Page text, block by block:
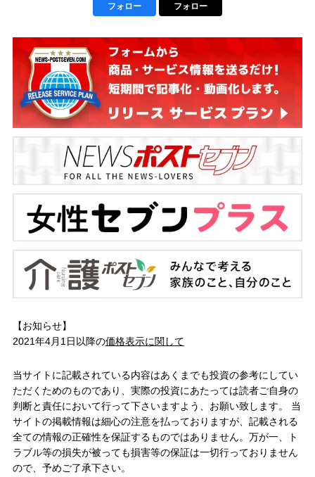
フォロー フォロー
【お知らせ】
2021年4月1日以降の価格表示に関して
当サイトに記載されている内容はあくまでも投資の参考にしてい
ただくためのものであり、実際の投資にあたっては読者ご自身の
判断と責任において行って下さいますよう、お願い致します。 当
サイトの掲載情報は細心の注意を払っておりますが、記載される
全ての情報の正確性を保証するものではありません。万が一、ト
ラブル等の損失が被っても損害等の保証は一切行っておりません
ので、予めご了承下さい。